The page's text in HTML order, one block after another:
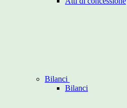
Bilanci
Bilanci